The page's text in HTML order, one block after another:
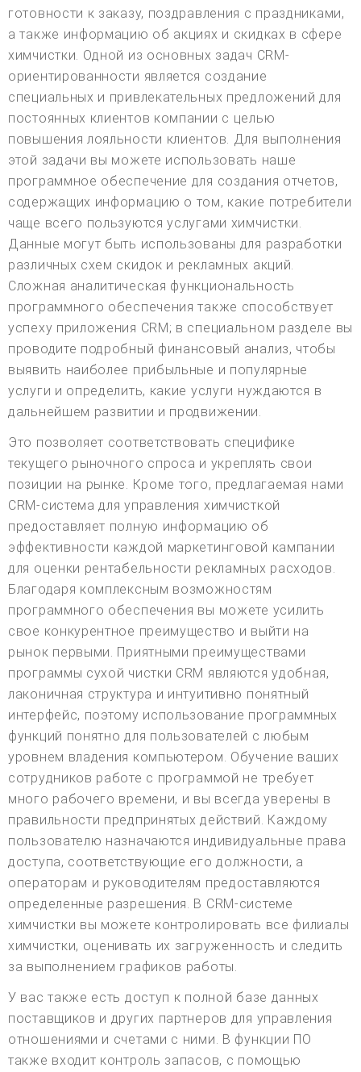
готовности к заказу, поздравления с праздниками,
а также информацию об акциях и скидках в сфере
химчистки. Одной из основных задач CRM-
ориентированности является создание
специальных и привлекательных предложений для
постоянных клиентов компании с целью
повышения лояльности клиентов. Для выполнения
этой задачи вы можете использовать наше
программное обеспечение для создания отчетов,
содержащих информацию о том, какие потребители
чаще всего пользуются услугами химчистки.
Данные могут быть использованы для разработки
различных схем скидок и рекламных акций.
Сложная аналитическая функциональность
программного обеспечения также способствует
успеху приложения CRM; в специальном разделе вы
проводите подробный финансовый анализ, чтобы
выявить наиболее прибыльные и популярные
услуги и определить, какие услуги нуждаются в
дальнейшем развитии и продвижении.
Это позволяет соответствовать специфике
текущего рыночного спроса и укреплять свои
позиции на рынке. Кроме того, предлагаемая нами
CRM-система для управления химчисткой
предоставляет полную информацию об
эффективности каждой маркетинговой кампании
для оценки рентабельности рекламных расходов.
Благодаря комплексным возможностям
программного обеспечения вы можете усилить
свое конкурентное преимущество и выйти на
рынок первыми. Приятными преимуществами
программы сухой чистки CRM являются удобная,
лаконичная структура и интуитивно понятный
интерфейс, поэтому использование программных
функций понятно для пользователей с любым
уровнем владения компьютером. Обучение ваших
сотрудников работе с программой не требует
много рабочего времени, и вы всегда уверены в
правильности предпринятых действий. Каждому
пользователю назначаются индивидуальные права
доступа, соответствующие его должности, а
операторам и руководителям предоставляются
определенные разрешения. В CRM-системе
химчистки вы можете контролировать все филиалы
химчистки, оценивать их загруженность и следить
за выполнением графиков работы.
У вас также есть доступ к полной базе данных
поставщиков и других партнеров для управления
отношениями и счетами с ними. В функции ПО
также входит контроль запасов, с помощью